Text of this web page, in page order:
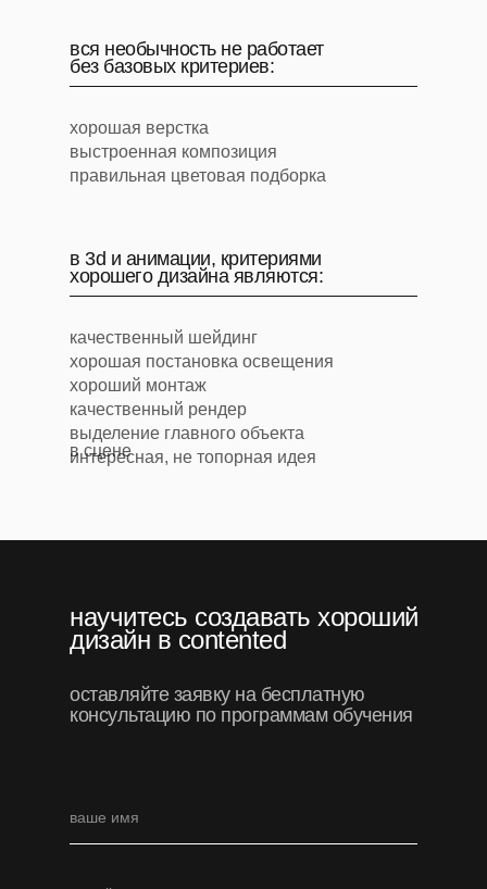
хорошая верстка
выстроенная композиция
правильная цветовая подборка
в 3d и анимации, критериями
хорошего дизайна являются:
качественный шейдинг
хорошая постановка освещения
хороший монтаж
вся необычность не работает
без базовых критериев:
качественный рендер
выделение главного объекта
в сцене
интересная, не топорная идея
научитесь создавать хороший
дизайн в contented
оставляйте заявку на бесплатную
консультацию по программам обучения